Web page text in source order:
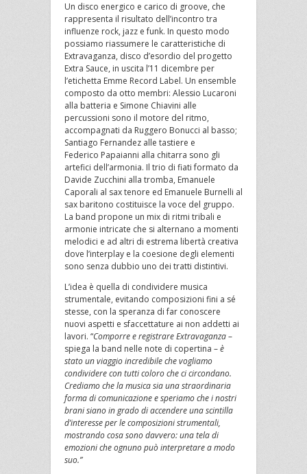
Un disco energico e carico di groove, che
rappresenta il risultato dell’incontro tra
influenze rock, jazz e funk. In questo modo
possiamo riassumere le caratteristiche di
Extravaganza, disco d’esordio del progetto
Extra Sauce, in uscita l’11 dicembre per
l’etichetta Emme Record Label. Un ensemble
composto da otto membri: Alessio Lucaroni
alla batteria e Simone Chiavini alle
percussioni sono il motore del ritmo,
accompagnati da Ruggero Bonucci al basso;
Santiago Fernandez alle tastiere e
Federico Papaianni alla chitarra sono gli
artefici dell’armonia. Il trio di fiati formato da
Davide Zucchini alla tromba, Emanuele
Caporali al sax tenore ed Emanuele Burnelli al
sax baritono costituisce la voce del gruppo.
La band propone un mix di ritmi tribali e
armonie intricate che si alternano a momenti
melodici e ad altri di estrema libertà creativa
dove l’interplay e la coesione degli elementi
sono senza dubbio uno dei tratti distintivi.
L’idea è quella di condividere musica
strumentale, evitando composizioni fini a sé
stesse, con la speranza di far conoscere
nuovi aspetti e sfaccettature ai non addetti ai
lavori. “Comporre e registrare Extravaganza–
spiega la band nelle note di copertina –è
stato un viaggio incredibile che vogliamo
condividere con tutti coloro che ci circondano.
Crediamo che la musica sia una straordinaria
forma di comunicazione e speriamo che i nostri
brani siano in grado di accendere una scintilla
d’interesse per le composizioni strumentali,
mostrando cosa sono davvero: una tela di
emozioni che ognuno può interpretare a modo
suo.”